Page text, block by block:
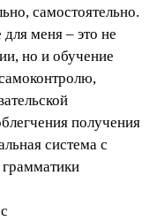
самостоятельно.
меня – это не
но и обучение
получения
система с